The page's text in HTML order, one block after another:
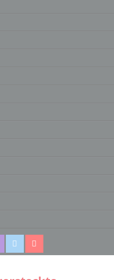
Twitter Twitter